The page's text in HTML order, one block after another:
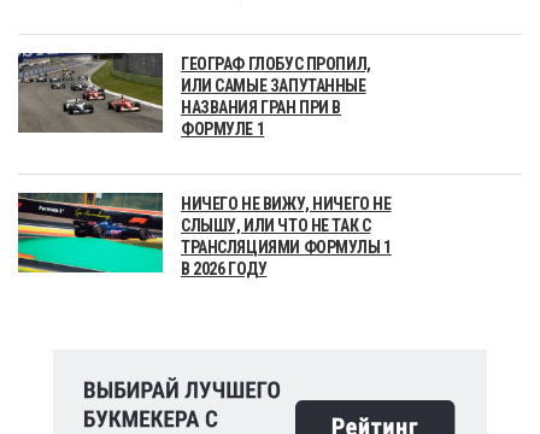
ГЕОГРАФ ГЛОБУС ПРОПИЛ,
ИЛИ САМЫЕ ЗАПУТАННЫЕ
НАЗВАНИЯ ГРАН ПРИ В
ФОРМУЛЕ 1
НИЧЕГО НЕ ВИЖУ, НИЧЕГО НЕ
СЛЫШУ, ИЛИ ЧТО НЕ ТАК С
ТРАНСЛЯЦИЯМИ ФОРМУЛЫ 1
В 2026 ГОДУ